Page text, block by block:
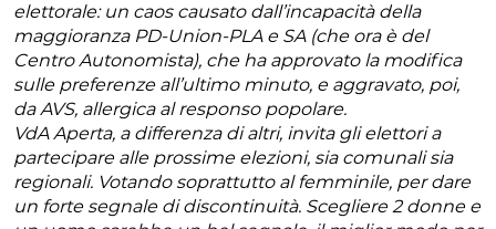
elettorale: un caos causato dall’incapacità della
maggioranza PD-Union-PLA e SA (che ora è del
Centro Autonomista), che ha approvato la modifica
sulle preferenze all’ultimo minuto, e aggravato, poi,
da AVS, allergica al responso popolare.
VdA Aperta, a differenza di altri, invita gli elettori a
partecipare alle prossime elezioni, sia comunali sia
regionali. Votando soprattutto al femminile, per dare
un forte segnale di discontinuità. Scegliere 2 donne e